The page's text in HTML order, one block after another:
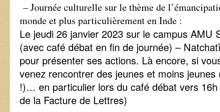
– Journée culturelle sur le thème de
monde et plus particulièrement en Inde :
Le jeudi 26 janvier 2023 sur le campus AMU
(avec café débat en fin de journée) –
pour présenter ses actions. Là encore, si
venez rencontrer des jeunes et moins
!)… en particulier lors du café débat vers 16h
de la Facture de Lettres)